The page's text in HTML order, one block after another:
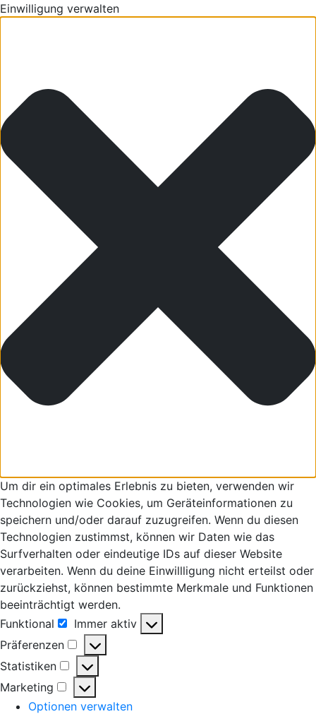
Einwilligung verwalten
Um dir ein optimales Erlebnis zu bieten, verwenden wir
Technologien wie Cookies, um Geräteinformationen zu
speichern und/oder darauf zuzugreifen. Wenn du diesen
Technologien zustimmst, können wir Daten wie das
Surfverhalten oder eindeutige IDs auf dieser Website
verarbeiten. Wenn du deine Einwillligung nicht erteilst oder
zurückziehst, können bestimmte Merkmale und Funktionen
beeinträchtigt werden.
Funktional
Funktional
Immer aktiv
Präferenzen
Präferenzen
Statistiken
Statistiken
Marketing
Marketing
Optionen verwalten